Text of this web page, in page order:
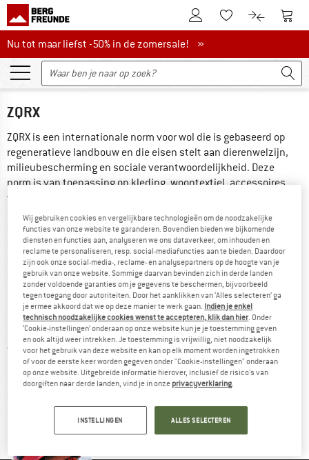
De klantenaccount
Naar deNaar de
Nu tot maar liefst -50% in de zomersale!
Nu tot maar liefst -50% in de zomersale! »
ZQRX
ZQRX is een internationale norm voor wol die is gebaseerd op
regeneratieve landbouw en die eisen stelt aan dierenwelzijn,
milieubescherming en sociale verantwoordelijkheid. Deze
norm is van toepassing op kleding, woontextiel, accessoires,
vezels, garen en stoffen van merinowol. De criteria omvatten
de naleving van de 'vijf vrijheden' van dierenwelzijn, het
beschermen van landbouwgronden, water, de biodiversiteit en
maatregelen om emissies te verlagen en regeneratieve
praktijken te bevorderen. ZQRX gaat verder dan enkel
duurzaamheid en streeft naar continue verbeteringen,
bijvoorbeeld door het herstellen van ecosystemen, het
beschermen van inheemse soorten en het verlagen van de CO₂-
uitstoot. Daarnaast gelden in de gehele toeleveringsketen
eisen voor eerlijke werkomstandigheden en de traceerbaarheid
terug naar de boerderij. De naleving van deze norm wordt
gecontroleerd door externe inspecties en een indexsysteem
dat de vooruitgang op het gebied van milieu, dierenwelzijn en
officiële website: ZQRX
Wij gebruiken cookies en vergelijkbare technologieën om de noodzakelijke
functies van onze website te garanderen. Bovendien bieden we bijkomende
diensten en functies aan, analyseren we ons dataverkeer, om inhouden en
reclame te personaliseren, resp. social-mediafuncties aan te bieden. Daardoor
zijn ook onze social-media-, reclame- en analysepartners op de hoogte van je
gebruik van onze website. Sommige daarvan bevinden zich in derde landen
zonder voldoende garanties om je gegevens te beschermen, bijvoorbeeld
tegen toegang door autoriteiten. Door het aanklikken van ‘Alles selecteren’ ga
je ermee akkoord dat we op deze manier te werk gaan. Indien je enkel
technisch noodzakelijke cookies wenst te accepteren, klik dan hier. Onder
‘Cookie-instellingen’ onderaan op onze website kun je je toestemming geven
en ook altijd weer intrekken. Je toestemming is vrijwillig, niet noodzakelijk
voor het gebruik van deze website en kan op elk moment worden ingetrokken
of voor de eerste keer worden gegeven onder "Cookie-instellingen" onderaan
op onze website. Uitgebreide informatie hierover, inclusief de risico's van
doorgiften naar derde landen, vind je in onze privacyverklaring.
INSTELLINGEN ALLES SELECTEREN